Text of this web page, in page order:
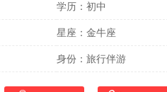
学历：初中
星座：金牛座
身份：旅行伴游